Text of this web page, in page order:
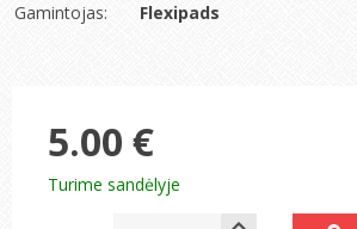
Gamintojas:
Flexipads
5.00 €
Turime sandėlyje